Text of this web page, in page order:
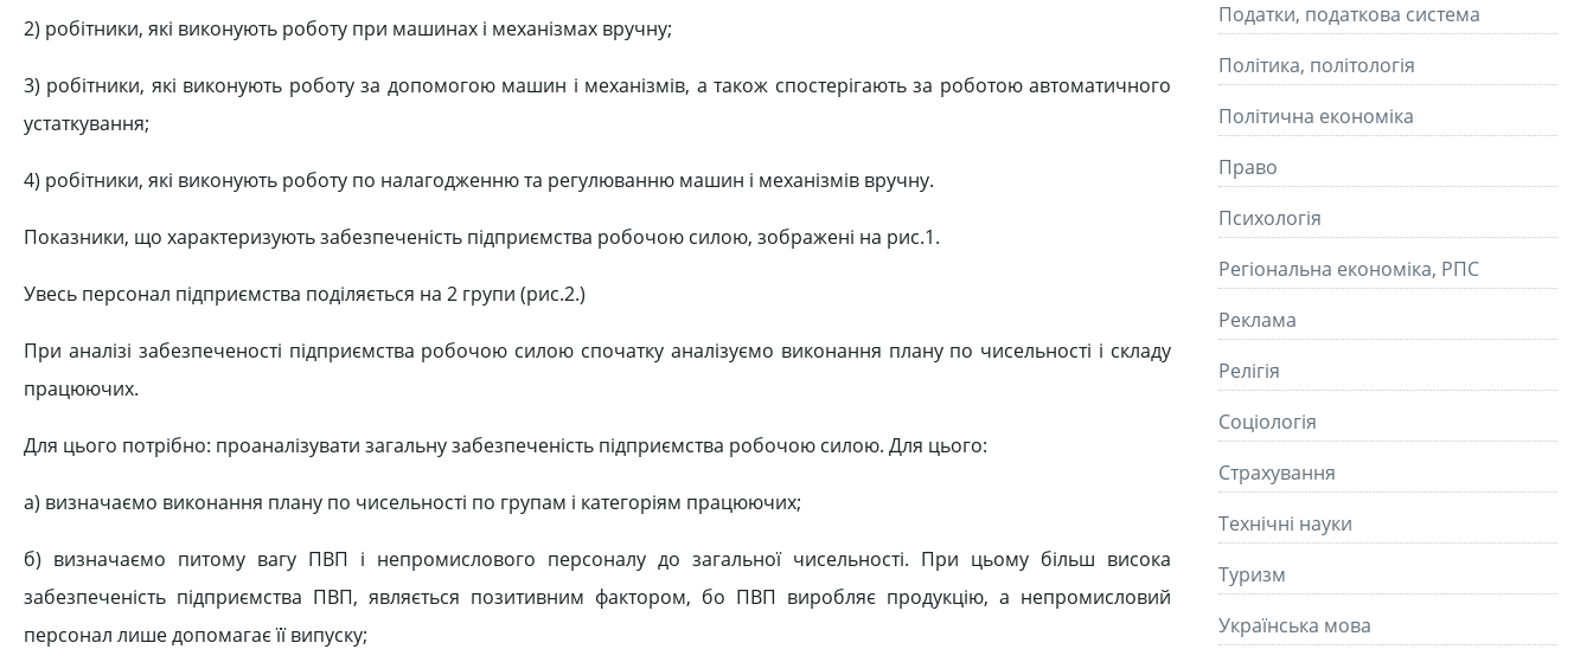
2) робітники, які виконують роботу при машинах і механізмах вручну;
3) робітники, які виконують роботу за допомогою машин і механізмів, а також спостерігають за роботою автоматичного
устаткування;
4) робітники, які виконують роботу по налагодженню та регулюванню машин і механізмів вручну.
Показники, що характеризують забезпеченість підприємства робочою силою, зображені на рис.1.
Увесь персонал підприємства поділяється на 2 групи (рис.2.)
При аналізі забезпеченості підприємства робочою силою спочатку аналізуємо виконання плану по чисельності і складу
працюючих.
Для цього потрібно: проаналізувати загальну забезпеченість підприємства робочою силою. Для цього:
а) визначаємо виконання плану по чисельності по групам і категоріям працюючих;
б) визначаємо питому вагу ПВП і непромислового персоналу до загальної чисельності. При цьому більш висока
забезпеченість підприємства ПВП, являється позитивним фактором, бо ПВП виробляє продукцію, а непромисловий
персонал лише допомагає її випуску;
Податки, податкова система
Політика, політологія
Політична економіка
Право
Психологія
Регіональна економіка, РПС
Реклама
Релігія
Соціологія
Страхування
Технічні науки
Туризм
Українська мова